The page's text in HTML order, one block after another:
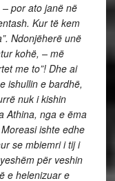
por ato janë në
Kur të kem
Ndonjëherë unë
kohë, – më
me to”! Dhe ai
ishullin e bardhë,
nuk i kishin
Athina, nga e ëma
ishte edhe
se mbiemri i tij i
për veshin
e helenizuar e